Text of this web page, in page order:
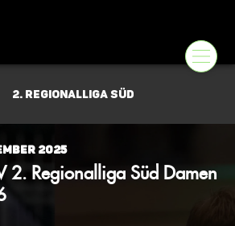
2. Regionalliga Süd
2025
2. Regionalliga Süd Damen